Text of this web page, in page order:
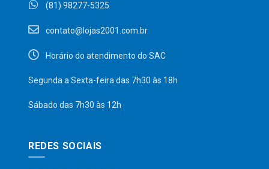
(81) 98277-5325
contato@lojas2001.com.br
Horário do atendimento do SAC
Segunda a Sexta-feira das 7h30 às 18h
Sábado das 7h30 às 12h
REDES SOCIAIS